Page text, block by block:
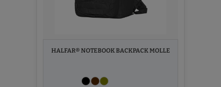
HALFAR® NOTEBOOK BACKPACK MOLLE